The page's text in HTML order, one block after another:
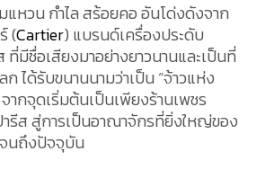
แหวน กำไล สร้อยคอ อันโด่งดังจาก
(Cartier) แบรนด์เครื่องประดับ
มีชื่อเสียงมาอย่างยาวนานและเป็นที่
ได้รับขนานนามว่าเป็น “จ้าวแห่ง
กจุดเริ่มต้นเป็นเพียงร้านเพชร
รีส สู่การเป็นอาณาจักรที่ยิ่งใหญ่ของ
จนถึงปัจจุบัน